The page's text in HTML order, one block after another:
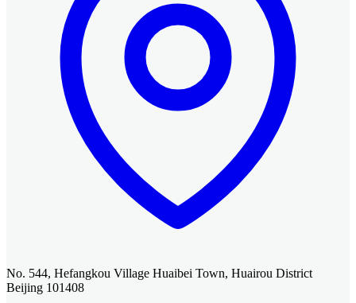
No. 544, Hefangkou Village Huaibei Town, Huairou District
Beijing 101408